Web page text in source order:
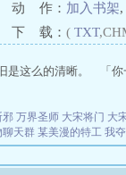
动 作： 加入书架,
下 载： ( TXT
这么的清晰。 「
邪 万界圣师 大宋将门 大
聊天群 某美漫的特工 我